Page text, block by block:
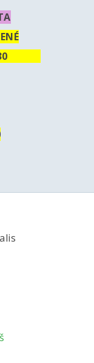
15:30